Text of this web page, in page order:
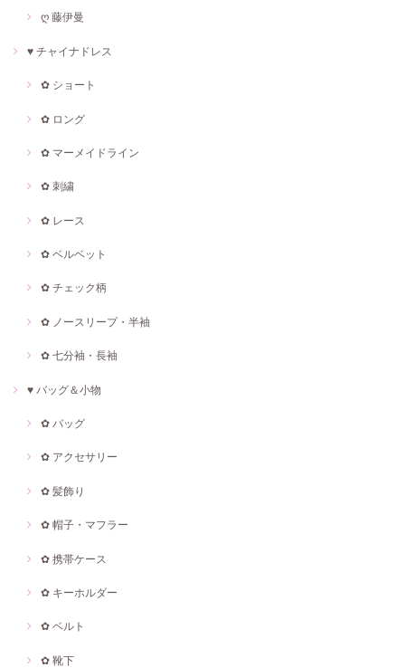
ღ 藤伊曼
♥ チャイナドレス
✿ ショート
✿ ロング
✿ マーメイドライン
✿ 刺繍
✿ レース
✿ ベルベット
✿ チェック柄
✿ ノースリープ・半袖
✿ 七分袖・長袖
♥ バッグ＆小物
✿ バッグ
✿ アクセサリー
✿ 髪飾り
✿ 帽子・マフラー
✿ 携帯ケース
✿ キーホルダー
✿ ベルト
✿ 靴下